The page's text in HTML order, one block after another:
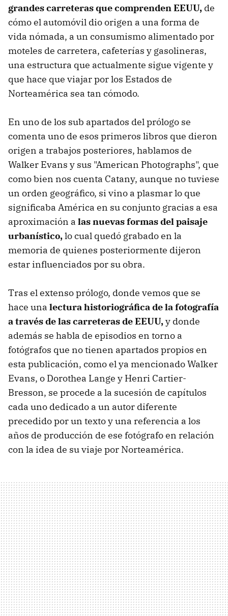
grandes carreteras que comprenden EEUU, de
cómo el automóvil dio origen a una forma de
vida nómada, a un consumismo alimentado por
moteles de carretera, cafeterías y gasolineras,
una estructura que actualmente sigue vigente y
que hace que viajar por los Estados de
Norteamérica sea tan cómodo.
En uno de los sub apartados del prólogo se
comenta uno de esos primeros libros que dieron
origen a trabajos posteriores, hablamos de
Walker Evans y sus "American Photographs", que
como bien nos cuenta Catany, aunque no tuviese
un orden geográfico, si vino a plasmar lo que
significaba América en su conjunto gracias a esa
aproximación a las nuevas formas del paisaje
urbanístico,lo cual quedó grabado en la
memoria de quienes posteriormente dijeron
estar influenciados por su obra.
Tras el extenso prólogo, donde vemos que se
hace una lectura historiográfica de la fotografía
a través de las carreteras de EEUU,y donde
además se habla de episodios en torno a
fotógrafos que no tienen apartados propios en
esta publicación, como el ya mencionado Walker
Evans, o Dorothea Lange y Henri Cartier-
Bresson, se procede a la sucesión de capítulos
cada uno dedicado a un autor diferente
precedido por un texto y una referencia a los
años de producción de ese fotógrafo en relación
con la idea de su viaje por Norteamérica.